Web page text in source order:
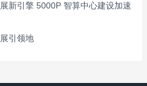
新引擎 5000P 智算中心建设加速
引领地